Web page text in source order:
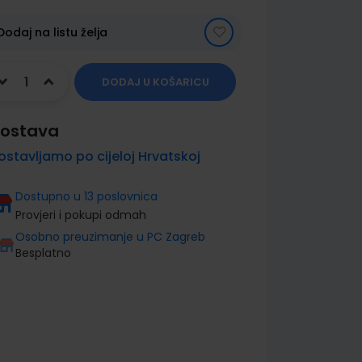
na listu želja
DODAJ U KOŠARICU
po cijeloj Hrvatskoj
Dostupno u 13 poslovnica
Provjeri i pokupi odmah
Osobno preuzimanje u PC Zagreb
Besplatno